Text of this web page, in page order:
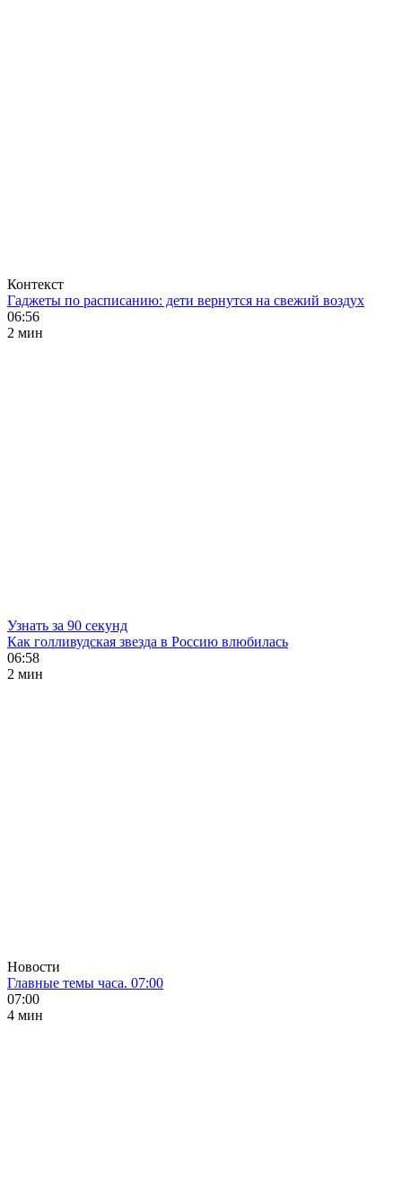
Контекст
Гаджеты по расписанию: дети вернутся на свежий воздух
06:56
2 мин
Узнать за 90 секунд
Как голливудская звезда в Россию влюбилась
06:58
2 мин
Новости
Главные темы часа. 07:00
07:00
4 мин